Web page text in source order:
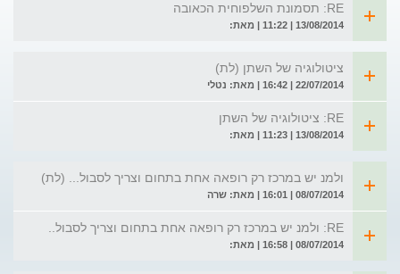
RE: תסמונת השלפוחית הכאובה
13/08/2014 | 11:22 | מאת:
ציטולוגיה של השתן (לת)
22/07/2014 | 16:42 | מאת: נטלי
RE: ציטולוגיה של השתן
13/08/2014 | 11:23 | מאת:
ולמנ יש במרכז רק רופאה אחת בתחום וצריך לסבול... (לת)
08/07/2014 | 16:01 | מאת: שרה
RE: ולמנ יש במרכז רק רופאה אחת בתחום וצריך לסבול..
08/07/2014 | 16:58 | מאת: